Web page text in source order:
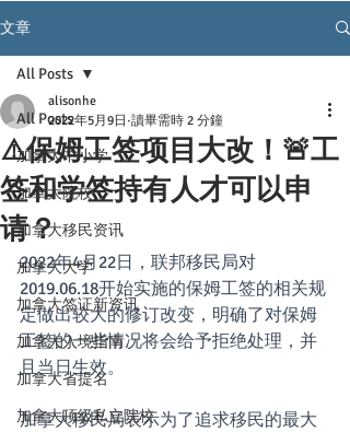
文章
All Posts
加拿大中小学
加拿大院校
加拿大移民资讯
加拿大大学
加拿大签证新资讯
加拿大入境指南
加拿大省提名
加拿大顶级私立院校
All Posts
⚠️保姆工签项目大改！🚨工
签和学签持有人才可以申
请？
alisonhe
2022年5月9日 讀畢需時 2 分鐘
2022年4月22日，联邦移民局对
2019.06.18开始实施的保姆工签的相关规
定做出较大的修订改变，明确了对保姆
工签的一些情况将会给予拒绝处理，并
且当日生效。
加拿大移民局表示为了追求移民的最大